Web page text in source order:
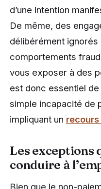
d’une intention
De même, des
délibérément
comportements
vous exposer à des
est donc essentiel
simple incapacité de
impliquant un
Les exceptions
conduire à
Bien que le non-